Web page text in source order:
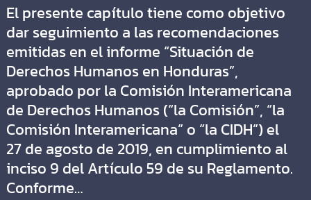
El presente capítulo tiene como objetivo
dar seguimiento a las recomendaciones
emitidas en el informe “Situación de
Derechos Humanos en Honduras”,
aprobado por la Comisión Interamericana
de Derechos Humanos (“la Comisión”, “la
Comisión Interamericana” o “la CIDH”) el
27 de agosto de 2019, en cumplimiento al
inciso 9 del Artículo 59 de su Reglamento.
Conforme…